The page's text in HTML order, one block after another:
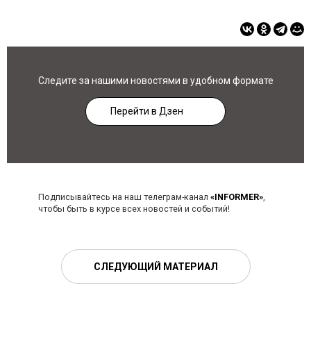
Следите за нашими новостями в удобном формате
Перейти в Дзен
Подписывайтесь на наш телеграм-канал «INFORMER»,
чтобы быть в курсе всех новостей и событий!
СЛЕДУЮЩИЙ МАТЕРИАЛ